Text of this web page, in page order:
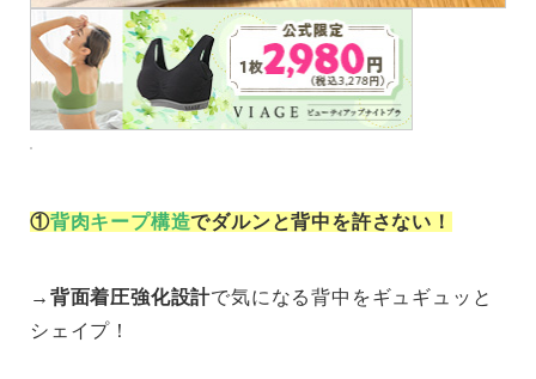
①背肉キープ構造でダルンと背中を許さない！
→背面着圧強化設計で気になる背中をギュギュッと
シェイプ！